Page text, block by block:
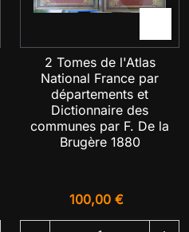
2 Tomes de l'Atlas
National France par
départements et
Dictionnaire des
communes par F. De la
Brugère 1880
100,00 €